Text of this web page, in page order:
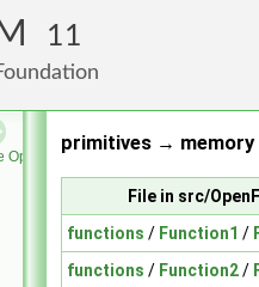
11
Foundation
primitives → memory
File in src/
functions / Function1 /
functions / Function2/